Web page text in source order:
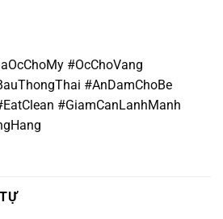
#OcChoVang
#AnDamChoBe
#GiamCanLanhManh